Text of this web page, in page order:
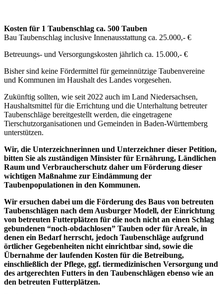
Kosten für 1 Taubenschlag ca. 500 Tauben
Bau Taubenschlag inclusive Innenausstattung ca. 25.000,- €
Betreuungs- und Versorgungskosten jährlich ca. 15.000,- €
Bisher sind keine Fördermittel für gemeinnützige Taubenvereine
und Kommunen im Haushalt des Landes vorgesehen.
Zukünftig sollten, wie seit 2022 auch im Land Niedersachsen,
Haushaltsmittel für die Errichtung und die Unterhaltung betreuter
Taubenschläge bereitgestellt werden, die eingetragene
Tierschutzorganisationen und Gemeinden in Baden-Württemberg
unterstützen.
Wir, die Unterzeichnerinnen und Unterzeichner dieser Petition,
bitten Sie als zuständigen Minsister für Ernährung, Ländlichen
Raum und Verbraucherschutz daher um Förderung dieser
wichtigen Maßnahme zur Eindämmung der
Taubenpopulationen in den Kommunen.
Wir ersuchen dabei um die Förderung des Baus von betreuten
Taubenschlägen nach dem Ausburger Modell, der Einrichtung
von betreuten Futterplätzen für die noch nicht an einen Schlag
gebundenen “noch-obdachlosen” Tauben oder für Areale, in
denen ein Bedarf herrscht, jedoch Taubenschläge aufgrund
örtlicher Gegebenheiten nicht einrichtbar sind, sowie die
Übernahme der laufenden Kosten für die Betreibung,
einschließlich der Pflege, ggf. tiermedizinischen Versorgung und
des artgerechten Futters in den Taubenschlägen ebenso wie an
den betreuten Futterplätzen.